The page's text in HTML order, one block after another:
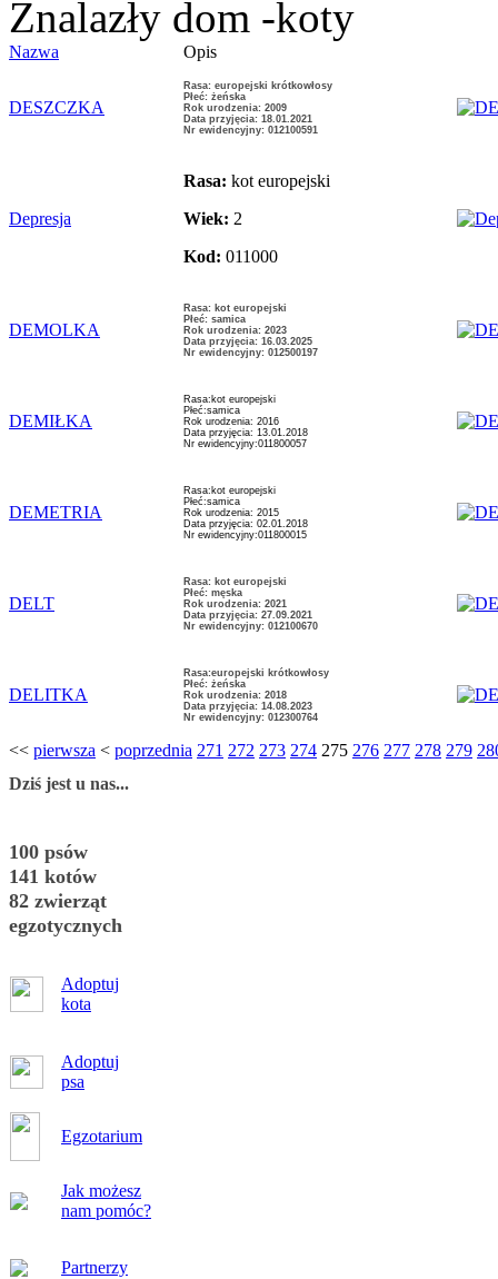
Znalazły dom -koty
Nazwa Opis
DESZCZKA
Rasa: europejski krótkowłosy
Płeć: żeńska
Rok urodzenia: 2009
Data przyjęcia: 18.01.2021
Nr ewidencyjny: 012100591
Depresja
Rasa: kot europejski
Wiek: 2
Kod: 011000
DEMOLKA
Rasa: kot europejski
Płeć: samica
Rok urodzenia: 2023
Data przyjęcia: 16.03.2025
Nr ewidencyjny: 012500197
DEMIŁKA
Rasa:kot europejski
Płeć:samica
Rok urodzenia: 2016
Data przyjęcia: 13.01.2018
Nr ewidencyjny:011800057
DEMETRIA
Rasa:kot europejski
Płeć:samica
Rok urodzenia: 2015
Data przyjęcia: 02.01.2018
Nr ewidencyjny:011800015
DELT
Rasa: kot europejski
Płeć: męska
Rok urodzenia: 2021
Data przyjęcia: 27.09.2021
Nr ewidencyjny: 012100670
DELITKA
Rasa:europejski krótkowłosy
Płeć: żeńska
Rok urodzenia: 2018
Data przyjęcia: 14.08.2023
Nr ewidencyjny: 012300764
<< pierwsza < poprzednia 271 272 273 274 275 276 277 278 279
Dziś jest u nas...
100 psów
141 kotów
82 zwierząt
egzotycznych
Adoptuj
kota
Adoptuj
psa
Egzotarium
Jak możesz
nam pomóc?
Partnerzy